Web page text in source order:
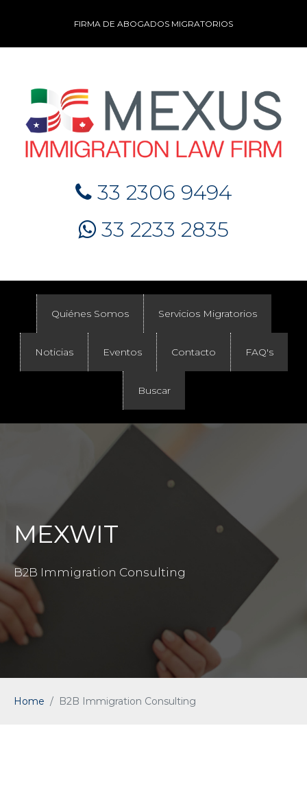
FIRMA DE ABOGADOS MIGRATORIOS
33 2306 9494
33 2233 2835
Quiénes Somos Servicios Migratorios
Noticias Eventos Contacto FAQ's
Buscar
MEXWIT
B2B Immigration Consulting
Home B2B Immigration Consulting